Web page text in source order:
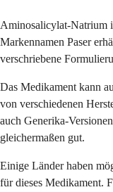
Aminosalicylat-Natrium
Markennamen Paser
verschriebene
Das Medikament kann
von verschiedenen
auch Generika-
gleichermaßen gut.
Einige Länder haben
für dieses Medikament.